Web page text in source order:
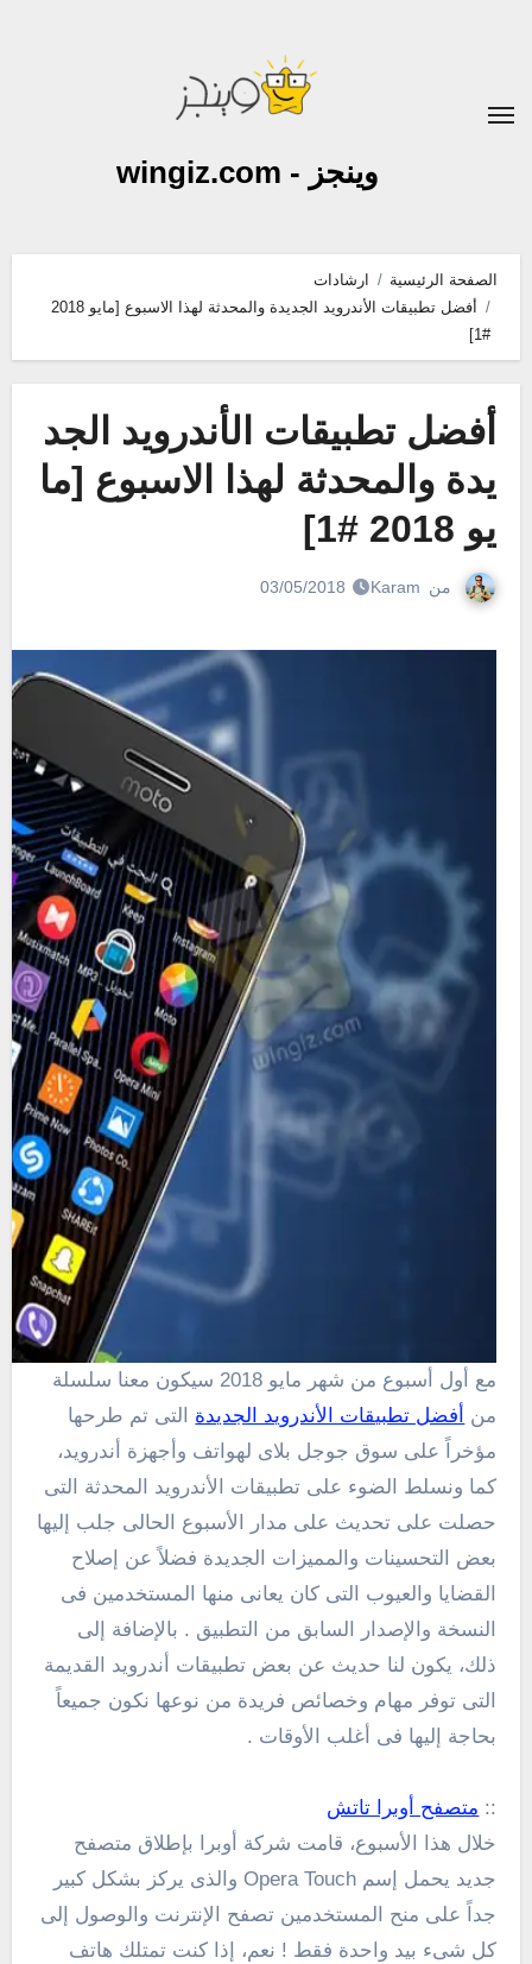
وينجز - wingiz.com
الصفحة الرئيسية
ارشادات
أفضل تطبيقات الأندرويد الجديدة والمحدثة لهذا الاسبوع [مايو 2018
#1]
أفضل تطبيقات الأندرويد الجد
يدة والمحدثة لهذا الاسبوع [ما
يو 2018 #1]
من Karam
03/05/2018
مع أول أسبوع من شهر مايو 2018 سيكون معنا سلسلة
من
أفضل تطبيقات الأندرويد الجديدة التى تم طرحها
مؤخراً على سوق جوجل بلاى لهواتف وأجهزة أندرويد،
كما ونسلط الضوء على تطبيقات الأندرويد المحدثة التى
حصلت على تحديث على مدار الأسبوع الحالى جلب إليها
بعض التحسينات والمميزات الجديدة فضلاً عن إصلاح
القضايا والعيوب التى كان يعانى منها المستخدمين فى
النسخة والإصدار السابق من التطبيق . بالإضافة إلى
ذلك، يكون لنا حديث عن بعض تطبيقات أندرويد القديمة
التى توفر مهام وخصائص فريدة من نوعها نكون جميعاً
بحاجة إليها فى أغلب الأوقات .
:: متصفح أوبرا تاتش
خلال هذا الأسبوع، قامت شركة أوبرا بإطلاق متصفح
جديد يحمل إسم Opera Touch والذى يركز بشكل كبير
جداً على منح المستخدمين تصفح الإنترنت والوصول إلى
كل شىء بيد واحدة فقط ! نعم، إذا كنت تمتلك هاتف